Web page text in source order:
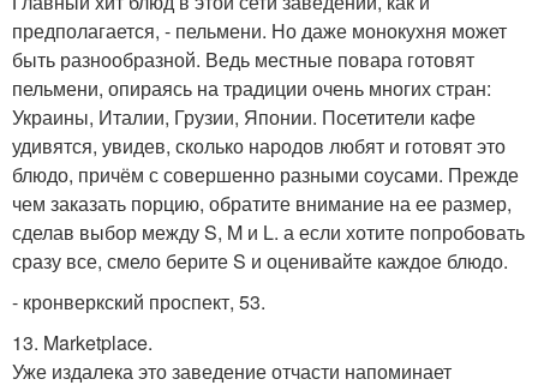
предполагается, - пельмени. Но даже монокухня может
быть разнообразной. Ведь местные повара готовят
пельмени, опираясь на традиции очень многих стран:
Украины, Италии, Грузии, Японии. Посетители кафе
удивятся, увидев, сколько народов любят и готовят это
блюдо, причём с совершенно разными соусами. Прежде
чем заказать порцию, обратите внимание на ее размер,
сделав выбор между S, M и L. а если хотите попробовать
сразу все, смело берите S и оценивайте каждое блюдо.
- кронверкский проспект, 53.
13. Marketplace.
Уже издалека это заведение отчасти напоминает